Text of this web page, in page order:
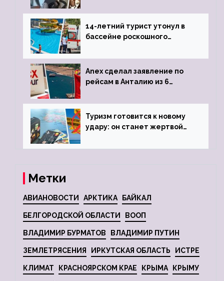
задержке рейса
14-летний турист утонул в
бассейне роскошного
Anex сделал заявление по
рейсам в Анталию из 6
Туризм готовится к новому
удару: он станет жертвой
Метки
АВИАНОВОСТИ АРКТИКА БАЙКАЛ
БЕЛГОРОДСКОЙ ОБЛАСТИ ВООП
ВЛАДИМИР БУРМАТОВ ВЛАДИМИР ПУТИН
ЗЕМЛЕТРЯСЕНИЯ ИРКУТСКАЯ ОБЛАСТЬ ИСТРЕ
КЛИМАТ КРАСНОЯРСКОМ КРАЕ КРЫМА КРЫМУ